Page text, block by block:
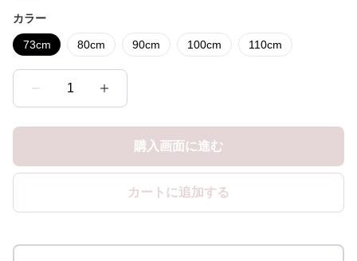
カラー
73cm 80cm 90cm 100cm 110cm
1
購入画面に進む
カートに追加する